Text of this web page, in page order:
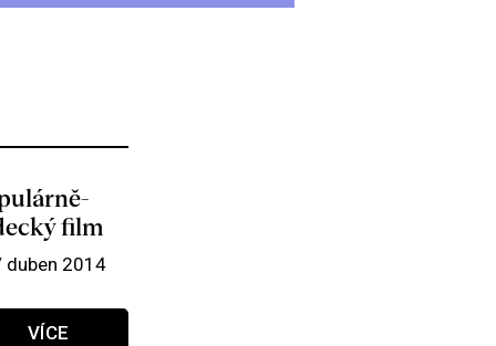
film
duben 2014
VÍCE